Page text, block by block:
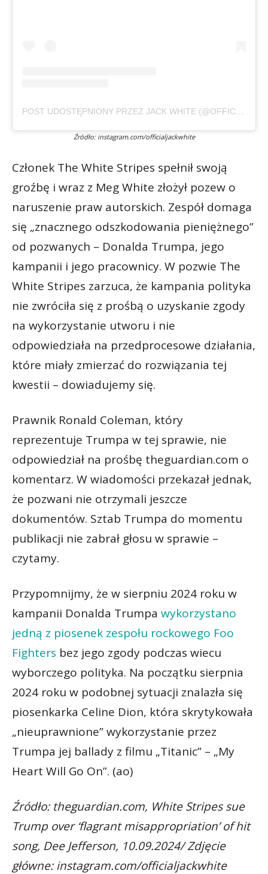
POST UDOSTĘPNIONY PRZEZ JACK WHITE (@OFFICIALJACKWHITE)
Źródło: instagram.com/officialjackwhite
Członek The White Stripes spełnił swoją
groźbę i wraz z Meg White złożył pozew o
naruszenie praw autorskich. Zespół domaga
się „znacznego odszkodowania pieniężnego”
od pozwanych – Donalda Trumpa, jego
kampanii i jego pracownicy. W pozwie The
White Stripes zarzuca, że kampania polityka
nie zwróciła się z prośbą o uzyskanie zgody
na wykorzystanie utworu i nie
odpowiedziała na przedprocesowe działania,
które miały zmierzać do rozwiązania tej
kwestii – dowiadujemy się.
Prawnik Ronald Coleman, który
reprezentuje Trumpa w tej sprawie, nie
odpowiedział na prośbę theguardian.com o
komentarz. W wiadomości przekazał jednak,
że pozwani nie otrzymali jeszcze
dokumentów. Sztab Trumpa do momentu
publikacji nie zabrał głosu w sprawie –
czytamy.
Przypomnijmy, że w sierpniu 2024 roku w
kampanii Donalda Trumpa wykorzystano
jedną z piosenek zespołu rockowego Foo
Fighters bez jego zgody podczas wiecu
wyborczego polityka. Na początku sierpnia
2024 roku w podobnej sytuacji znalazła się
piosenkarka Celine Dion, która skrytykowała
„nieuprawnione” wykorzystanie przez
Trumpa jej ballady z filmu „Titanic” – „My
Heart Will Go On”. (ao)
Źródło: theguardian.com, White Stripes sue
Trump over ‘flagrant misappropriation’ of hit
song, Dee Jefferson, 10.09.2024/ Zdjęcie
główne: instagram.com/officialjackwhite